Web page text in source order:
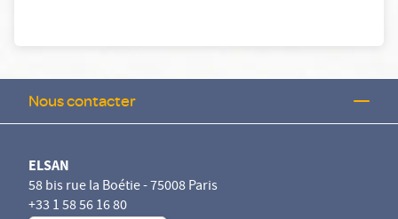
Nous contacter
ELSAN
58 bis rue la Boétie - 75008 Paris
+33 1 58 56 16 80